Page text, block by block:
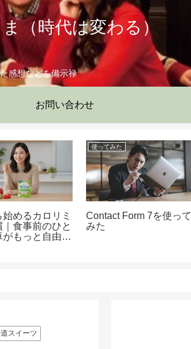
（時代は変わる）
感想などを備示禄
お問い合わせ
めるカロリミ
｜食事前のひと
がもっと自由に
使ってみた
Contact Form 7を使って
みた
スイーツ